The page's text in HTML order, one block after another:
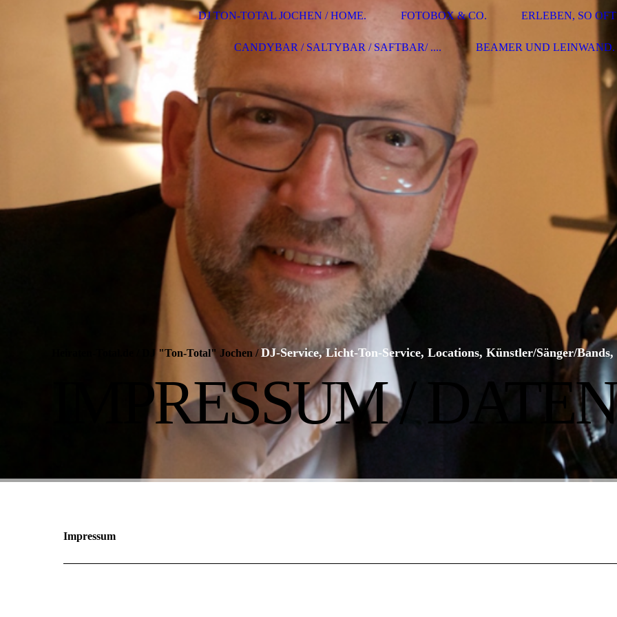
DJ TON-TOTAL JOCHEN / HOME. FOTOBOX & CO. ERLEBEN, SO
CANDYBAR / SALTYBAR / SAFTBAR/ .... BEAMER UND LEINWAND.
Heiraten-Total.de / DJ "Ton-Total" Jochen /DJ-Service, Licht-Ton-Service, Locations, Künstler/Sänger/
IMPRESSUM /
Impressum